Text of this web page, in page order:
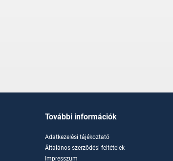
További információk
Adatkezelési tájékoztató
Általános szerződési feltételek
Impresszum